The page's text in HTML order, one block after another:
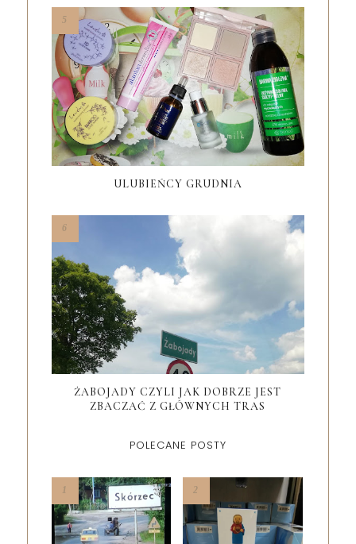
ULUBIEŃCY GRUDNIA
ŻABOJADY CZYLI JAK DOBRZE JEST
ZBACZAĆ Z GŁÓWNYCH TRAS
POLECANE POSTY